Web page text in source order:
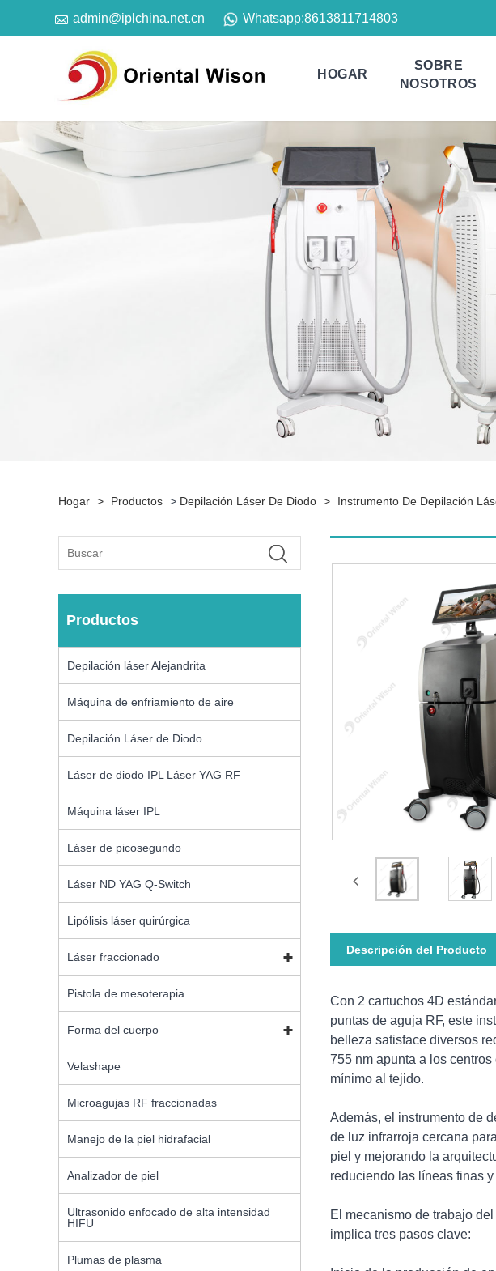
 admin@iplchina.net.cn Whatsapp:8613811714803
HOGAR
SOBRE
NOSOTROS
Hogar > Productos > Depilación Láser De Diodo > Instrumento De Depilación
Productos
Depilación láser Alejandrita
Máquina de enfriamiento de aire
Depilación Láser de Diodo
Láser de diodo IPL Láser YAG RF
Máquina láser IPL
Láser de picosegundo
Láser ND YAG Q-Switch
Lipólisis láser quirúrgica
Láser fraccionado
Pistola de mesoterapia
Forma del cuerpo
Velashape
Microagujas RF fraccionadas
Manejo de la piel hidrafacial
Analizador de piel
Ultrasonido enfocado de alta intensidad
HIFU
Plumas de plasma
Descripción del Producto
Con 2 cartuchos 4D
puntas de aguja RF, este
belleza satisface diversos
755 nm apunta a los
mínimo al tejido.
Además, el instrumento de
de luz infrarroja cercana
piel y mejorando la
reduciendo las líneas finas y
El mecanismo de trabajo
implica tres pasos clave: